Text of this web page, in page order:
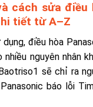
cách sửa điều
tiết từ A–Z
điều hòa
nguyên nhân
sẽ chỉ ra
báo lỗi